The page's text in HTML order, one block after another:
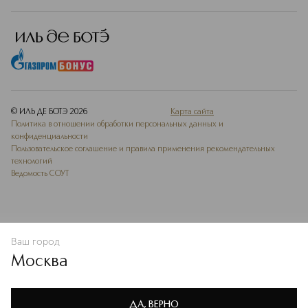
Политике конфиденциальности
В КОРЗИНУ
© ИЛЬ ДЕ БОТЭ 2026
Карта сайта
Политика в отношении обработки персональных данных и
конфиденциальности
Пользовательское соглашение и правила применения рекомендательных
технологий
Ведомость СОУТ
Ваш город
Москва
ДА, ВЕРНО